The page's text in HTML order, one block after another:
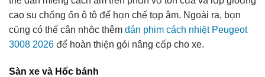
cao su chống ồn ô tô để hạn chế tạp âm. Ngoài ra, bạn
cũng có thể cân nhắc thêm dán phim cách nhiệt Peugeot
3008 2026 để hoàn thiện gói nâng cấp cho xe.
Sàn xe và Hốc bánh